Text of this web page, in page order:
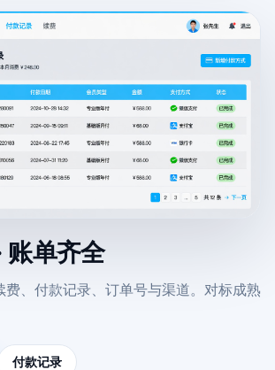
账单齐全
费、付款记录、订单号与渠道。对标成熟
付款记录